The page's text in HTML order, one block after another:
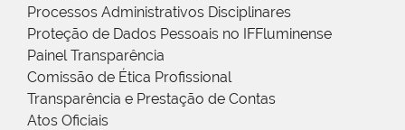
Processos Administrativos Disciplinares
Proteção de Dados Pessoais no IFFluminense
Painel Transparência
Comissão de Ética Profissional
Transparência e Prestação de Contas
Atos Oficiais